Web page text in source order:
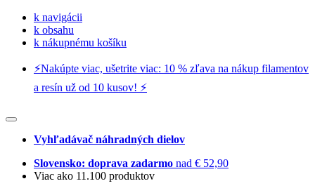
k navigácii
k obsahu
k nákupnému košíku
⚡️Nakúpte viac, ušetrite viac: 10 % zľava na nákup filamentov
a resín už od 10 kusov! ⚡️
Vyhľadávač náhradných dielov
Slovensko: doprava zadarmo nad € 52,90
Viac ako 11.100 produktov